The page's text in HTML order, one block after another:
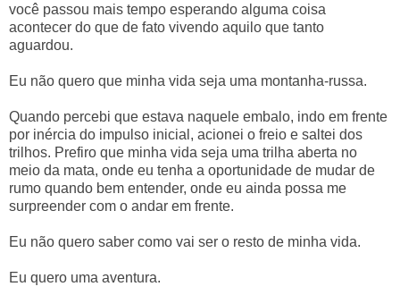
você passou mais tempo esperando alguma coisa
acontecer do que de fato vivendo aquilo que tanto
aguardou.
Eu não quero que minha vida seja uma montanha-russa.
Quando percebi que estava naquele embalo, indo em frente
por inércia do impulso inicial, acionei o freio e saltei dos
trilhos. Prefiro que minha vida seja uma trilha aberta no
meio da mata, onde eu tenha a oportunidade de mudar de
rumo quando bem entender, onde eu ainda possa me
surpreender com o andar em frente.
Eu não quero saber como vai ser o resto de minha vida.
Eu quero uma aventura.